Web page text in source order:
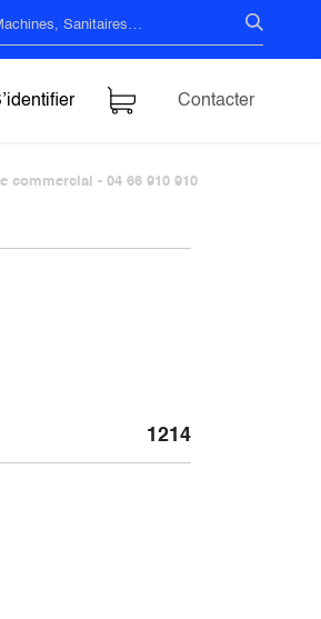
Contacter
commercial - 04 66 910 910
1214